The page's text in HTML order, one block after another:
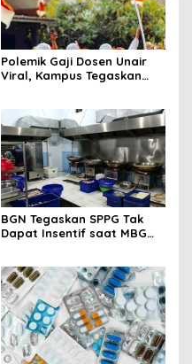
Polemik Gaji Dosen Unair
Viral, Kampus Tegaskan
BGN Tegaskan SPPG Tak
Dapat Insentif saat MBG